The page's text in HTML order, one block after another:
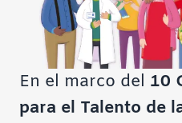
En el marco del 10
para el Talento de